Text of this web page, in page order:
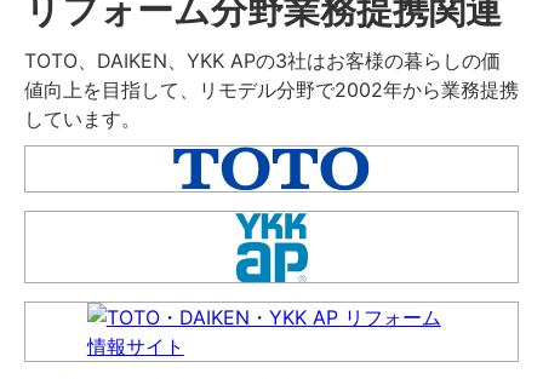
リフォーム分野業務提携関連
TOTO、DAIKEN、YKK APの3社はお客様の暮らしの価
値向上を目指して、リモデル分野で2002年から業務提携
しています。